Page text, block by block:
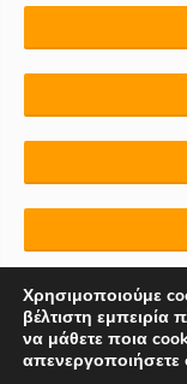
Χρησιμοποιούμε
βέλτιστη
να μάθετε ποια
απενεργοποιήσετε